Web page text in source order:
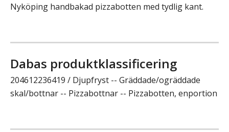
Nyköping handbakad pizzabotten med tydlig kant.
Dabas produktklassificering
204612236419 / Djupfryst -- Gräddade/ogräddade
skal/bottnar -- Pizzabottnar -- Pizzabotten, enportion